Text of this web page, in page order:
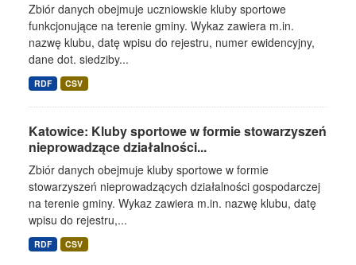
Zbiór danych obejmuje uczniowskie kluby sportowe
funkcjonujące na terenie gminy. Wykaz zawiera m.in.
nazwę klubu, datę wpisu do rejestru, numer ewidencyjny,
dane dot. siedziby...
RDF CSV
Katowice: Kluby sportowe w formie stowarzyszeń
nieprowadzące działalności...
Zbiór danych obejmuje kluby sportowe w formie
stowarzyszeń nieprowadzących działalności gospodarczej
na terenie gminy. Wykaz zawiera m.in. nazwę klubu, datę
wpisu do rejestru,...
RDF CSV